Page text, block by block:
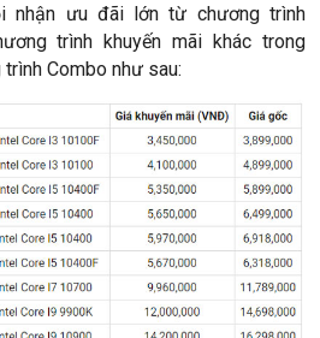
nhận ưu đãi lớn từ chương trình
trình khuyến mãi khác trong
Combo như sau: